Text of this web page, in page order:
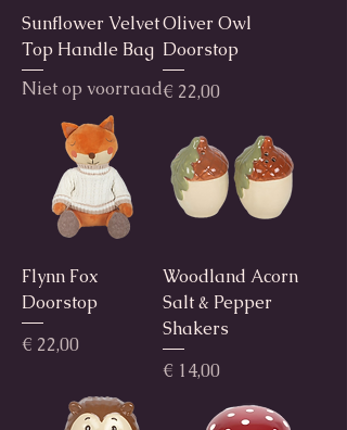
Sunflower Velvet
Top Handle Bag
Niet op voorraad
Oliver Owl
Doorstop
Prijs
€ 22,00
Flynn Fox
Doorstop
Prijs
€ 22,00
Woodland Acorn
Salt & Pepper
Shakers
Prijs
€ 14,00